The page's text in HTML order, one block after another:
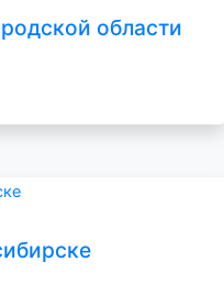
области